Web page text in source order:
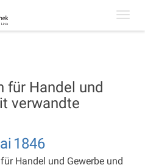
für Handel und
verwandte
1846
Handel und Gewerbe und